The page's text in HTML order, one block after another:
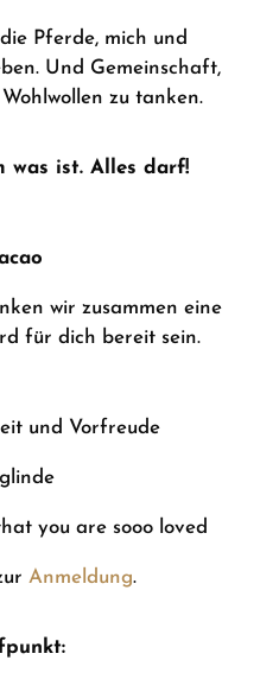
Pferde, mich und
Und Gemeinschaft,
zu tanken.
was ist. Alles darf!
wir zusammen eine
für dich bereit sein.
und Vorfreude
you are sooo loved
Anmeldung.